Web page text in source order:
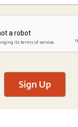
Sign Up